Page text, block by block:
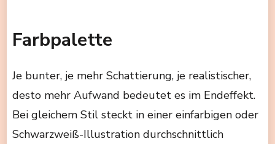
Farbpalette
Je bunter, je mehr Schattierung, je realistischer,
desto mehr Aufwand bedeutet es im Endeffekt.
Bei gleichem Stil steckt in einer einfarbigen oder
Schwarzweiß-Illustration durchschnittlich